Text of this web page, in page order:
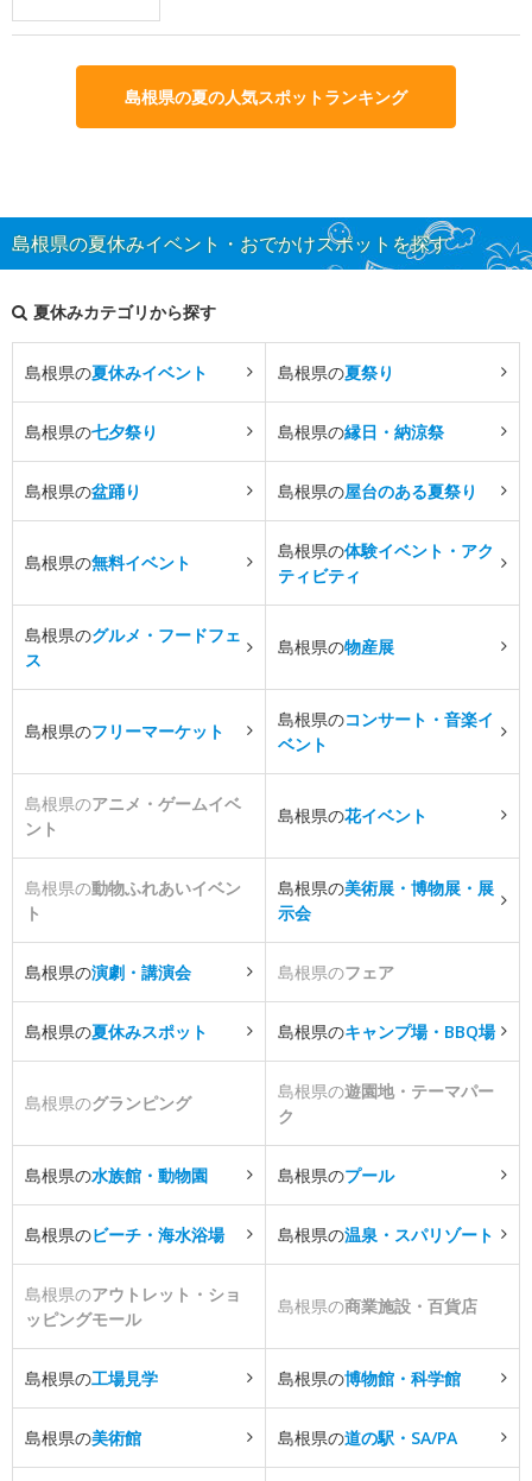
島根県の夏の人気スポットランキング
島根県の夏休みイベント・おでかけスポットを探す
夏休みカテゴリから探す
島根県の夏休みイベント 島根県の夏祭り
島根県の七夕祭り 島根県の縁日・納涼祭
島根県の盆踊り 島根県の屋台のある夏祭り
島根県の無料イベント
島根県の体験イベント・アク
ティビティ
島根県のグルメ・フードフェ
ス
島根県の物産展
島根県のフリーマーケット
島根県のコンサート・音楽イ
ベント
島根県のアニメ・ゲームイベ
ント
島根県の花イベント
島根県の動物ふれあいイベン
ト
島根県の美術展・博物展・展
示会
島根県の演劇・講演会 島根県のフェア
島根県の夏休みスポット 島根県のキャンプ場・BBQ場
島根県のグランピング
島根県の遊園地・テーマパー
ク
島根県の水族館・動物園 島根県のプール
島根県のビーチ・海水浴場 島根県の温泉・スパリゾート
島根県のアウトレット・ショ
ッピングモール
島根県の商業施設・百貨店
島根県の工場見学 島根県の博物館・科学館
島根県の美術館 島根県の道の駅・SA/PA